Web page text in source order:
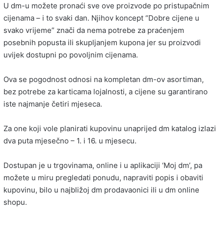
U dm-u možete pronaći sve ove proizvode po pristupačnim
cijenama – i to svaki dan. Njihov koncept “Dobre cijene u
svako vrijeme” znači da nema potrebe za praćenjem
posebnih popusta ili skupljanjem kupona jer su proizvodi
uvijek dostupni po povoljnim cijenama.
Ova se pogodnost odnosi na kompletan dm-ov asortiman,
bez potrebe za karticama lojalnosti, a cijene su garantirano
iste najmanje četiri mjeseca.
Za one koji vole planirati kupovinu unaprijed dm katalog izlazi
dva puta mjesečno – 1. i 16. u mjesecu.
Dostupan je u trgovinama, online i u aplikaciji ‘Moj dm’, pa
možete u miru pregledati ponudu, napraviti popis i obaviti
kupovinu, bilo u najbližoj dm prodavaonici ili u dm online
shopu.